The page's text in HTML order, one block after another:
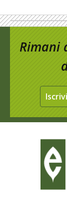
Rimani